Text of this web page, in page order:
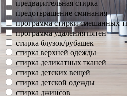
предварительная стирка
предотвращение сминания
программа стирки смешанных
программа удаления пятен
стирка блузок/рубашек
стирка верхней одежды
стирка деликатных тканей
стирка детских вещей
стирка детской одежды
стирка джинсов